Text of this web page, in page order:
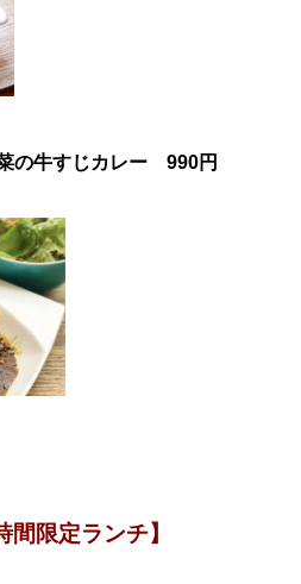
の牛すじカレー 990円
間限定ランチ】